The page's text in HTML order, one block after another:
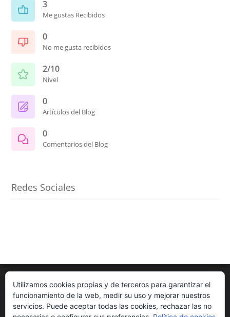
3
Me gustas Recibidos
0
No me gusta recibidos
2/10
Nivel
0
Artículos del Blog
0
Comentarios del Blog
Redes Sociales
Utilizamos cookies propias y de terceros para garantizar el
funcionamiento de la web, medir su uso y mejorar nuestros
servicios. Puede aceptar todas las cookies, rechazar las no